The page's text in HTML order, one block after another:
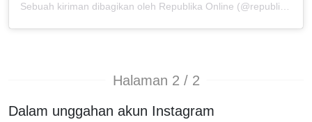
Sebuah kiriman dibagikan oleh Republika Online (@republikaonline)
Halaman 2 / 2
Dalam unggahan akun Instagram